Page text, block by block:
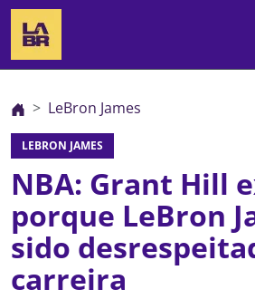
LeBron James
LEBRON JAMES
NBA: Grant Hill
porque LeBron
sido
carreira